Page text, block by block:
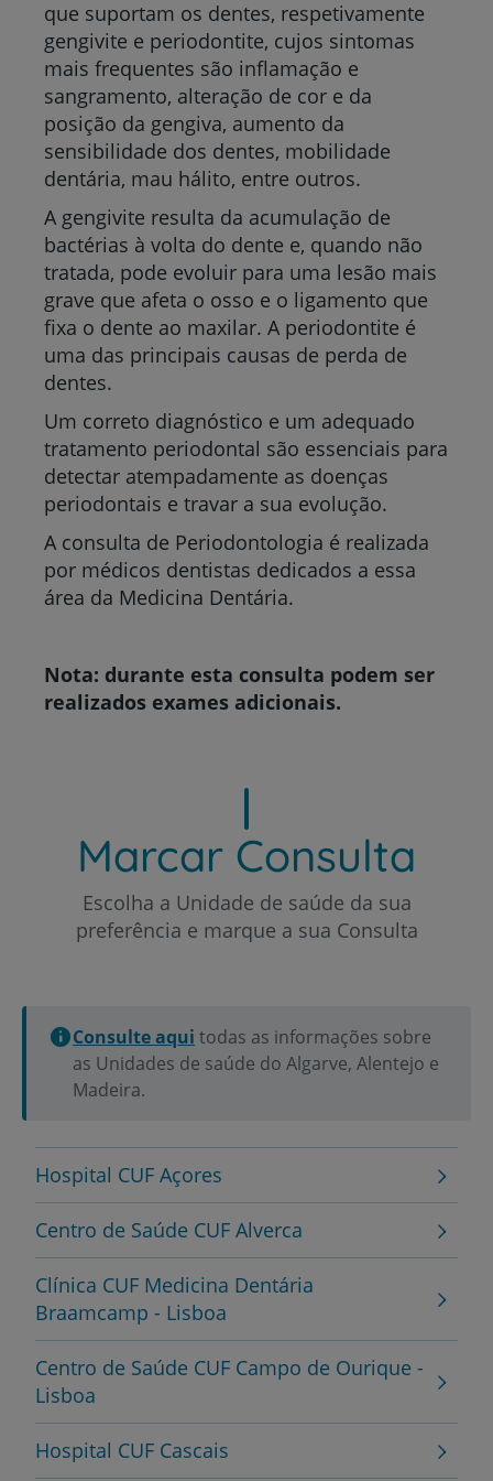
que suportam os dentes, respetivamente
gengivite e periodontite, cujos sintomas
mais frequentes são inflamação e
sangramento, alteração de cor e da
posição da gengiva, aumento da
sensibilidade dos dentes, mobilidade
dentária, mau hálito, entre outros.
A gengivite resulta da acumulação de
bactérias à volta do dente e, quando não
tratada, pode evoluir para uma lesão mais
grave que afeta o osso e o ligamento que
fixa o dente ao maxilar. A periodontite é
uma das principais causas de perda de
dentes.
Um correto diagnóstico e um adequado
tratamento periodontal são essenciais para
detectar atempadamente as doenças
periodontais e travar a sua evolução.
A consulta de Periodontologia é realizada
por médicos dentistas dedicados a essa
área da Medicina Dentária.
Nota: durante esta consulta podem ser
realizados exames adicionais.
Marcar Consulta
Escolha a Unidade de saúde da sua
preferência e marque a sua Consulta
Consulte aqui todas as informações sobre
as Unidades de saúde do Algarve, Alentejo e
Madeira.
Hospital CUF Açores
Centro de Saúde CUF Alverca
Clínica CUF Medicina Dentária
Braamcamp - Lisboa
Centro de Saúde CUF Campo de Ourique -
Lisboa
Hospital CUF Cascais